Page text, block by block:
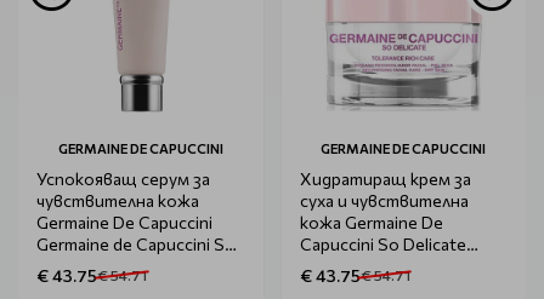
GERMAINE DE CAPUCCINI
Успокояващ серум за
чувствителна кожа
Germaine De Capuccini
Germaine de Capuccini So
Delicate SOS 30ml
€ 43.75€ 54.71
GERMAINE DE CAPUCCINI
Хидратиращ крем за
суха и чувствителна
кожа Germaine De
Capuccini So Delicate
Tolerance Care Cream Rich
50ml
€ 43.75€ 54.71